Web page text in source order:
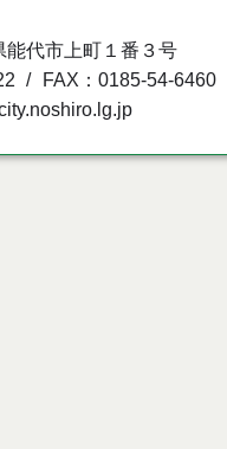
能代市上町１番３号
FAX：0185-54-6460